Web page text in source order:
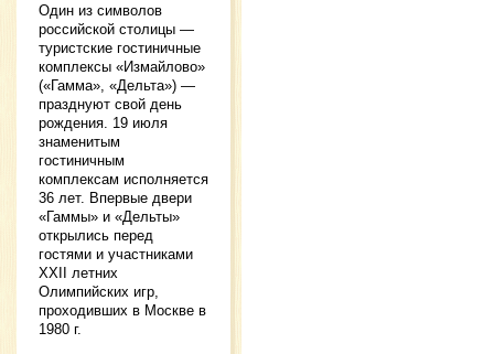
Один из символов
российской столицы —
туристские гостиничные
комплексы «Измайлово»
(«Гамма», «Дельта») —
празднуют свой день
рождения. 19 июля
знаменитым
гостиничным
комплексам исполняется
36 лет. Впервые двери
«Гаммы» и «Дельты»
открылись перед
гостями и участниками
XXII летних
Олимпийских игр,
проходивших в Москве в
1980 г.